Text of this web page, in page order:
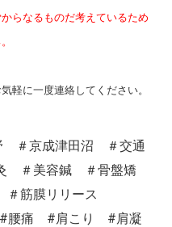
らなるものだ考えているため
軽に一度連絡してください。
＃京成津田沼 ＃交通
＃美容鍼 ＃骨盤矯
筋膜リリース
腰痛 #肩こり #肩凝